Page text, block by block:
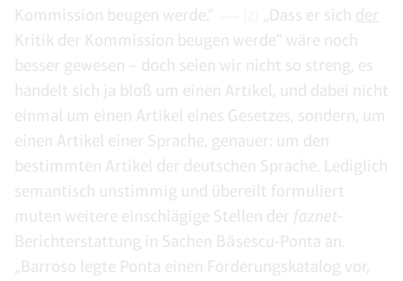
Kommission beugen werde.“
„Dass er sich der
Kritik der Kommission beugen werde“ wäre noch
besser gewesen – doch seien wir nicht so streng, es
handelt sich ja bloß um einen Artikel, und dabei nicht
einmal um einen Artikel eines Gesetzes, sondern, um
einen Artikel einer Sprache, genauer: um den
bestimmten Artikel der deutschen Sprache. Lediglich
semantisch unstimmig und übereilt formuliert
muten weitere einschlägige Stellen der faznet
Berichterstattung in Sachen Băsescu-Ponta an.
„Barroso legte Ponta einen Forderungskatalog vor,